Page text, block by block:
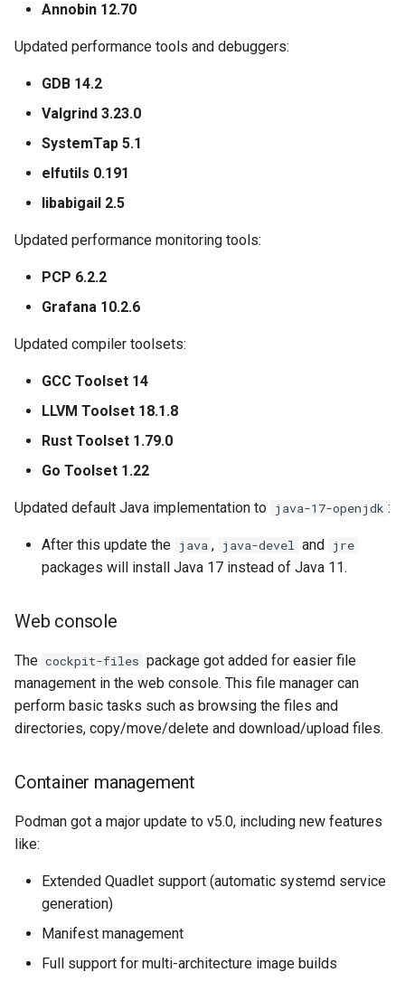
Annobin 12.70
Updated performance tools and debuggers:
GDB 14.2
Valgrind 3.23.0
SystemTap 5.1
elfutils 0.191
libabigail 2.5
Updated performance monitoring tools:
PCP 6.2.2
Grafana 10.2.6
Updated compiler toolsets:
GCC Toolset 14
LLVM Toolset 18.1.8
Rust Toolset 1.79.0
Go Toolset 1.22
Updated default Java implementation to java-17-openjdk :
After this update the java , java-devel and jre
packages will install Java 17 instead of Java 11.
Web console
The cockpit-files package got added for easier file
management in the web console. This file manager can
perform basic tasks such as browsing the files and
directories, copy/move/delete and download/upload files.
Container management
Podman got a major update to v5.0, including new features
like:
Extended Quadlet support (automatic systemd service
generation)
Manifest management
Full support for multi-architecture image builds